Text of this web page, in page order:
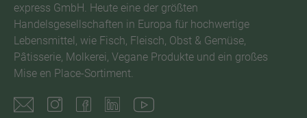
express GmbH. Heute eine der größten
Handelsgesellschaften in Europa für hochwertige
Lebensmittel, wie Fisch, Fleisch, Obst & Gemüse,
Pâtisserie, Molkerei, Vegane Produkte und ein großes
Mise en Place-Sortiment.